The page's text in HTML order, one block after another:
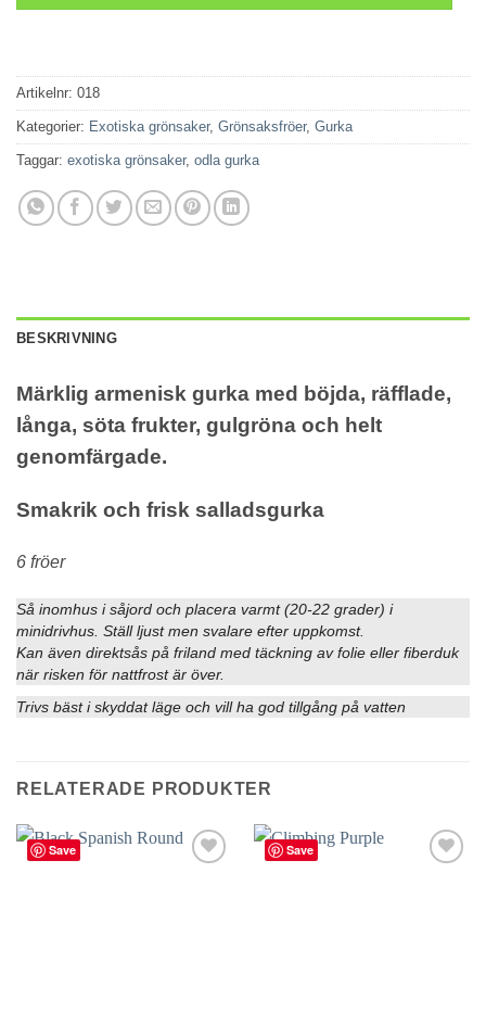
Artikelnr: 018
Kategorier: Exotiska grönsaker, Grönsaksfröer, Gurka
Taggar: exotiska grönsaker, odla gurka
BESKRIVNING
Märklig armenisk gurka med böjda, räfflade,
långa, söta frukter, gulgröna och helt
genomfärgade.
Smakrik och frisk salladsgurka
6 fröer
Så inomhus i såjord och placera varmt (20-22 grader) i
minidrivhus. Ställ ljust men svalare efter uppkomst.
Kan även direktsås på friland med täckning av folie eller fiberduk
när risken för nattfrost är över.
Trivs bäst i skyddat läge och vill ha god tillgång på vatten
RELATERADE PRODUKTER
Save Save